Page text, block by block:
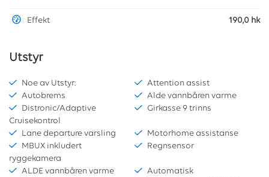
Effekt 190,0 hk
Utstyr
Noe av Utstyr:
Attention assist
Autobrems
Alde vannbåren varme
Distronic/Adaptive
Cruisekontrol
Girkasse 9 trinns
Lane departure varsling
Motorhome assistanse
MBUX inkludert
ryggekamera
Regnsensor
ALDE vannbåren varme
Automatisk